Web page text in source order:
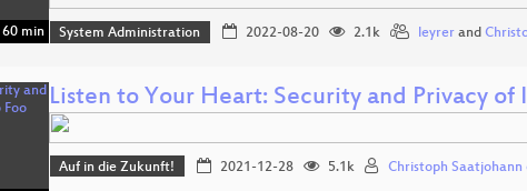
60 min System Administration 2022-08-20 2.1k leyrerand
Listen to Your Heart: Security and Privacy
Auf in die Zukunft! 2021-12-28 5.1k Christoph Saatjohann